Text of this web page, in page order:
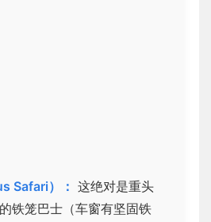
Safari）： 这绝对是重头
铁笼巴士（车窗有坚固铁